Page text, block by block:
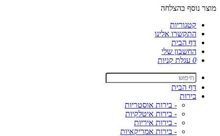
מוצר נוסף בהצלחה
קטגוריות
התקשרו אלינו
דף הבית
החשבון שלי
0 עגלת קניות
דף הבית
בירות
- בירות אוסטריות
- בירות איטלקיות
- בירות איריות
- בירות אמריקאיות